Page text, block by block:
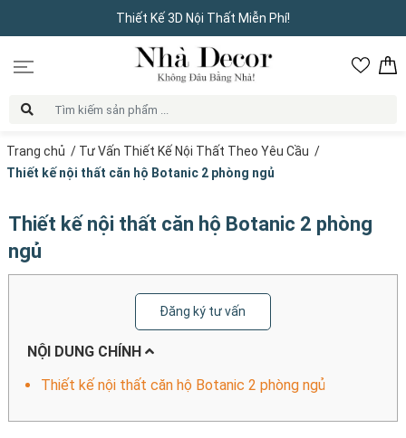
Thiết Kế 3D Nội Thất Miễn Phí!
Trang chủ / Tư Vấn Thiết Kế Nội Thất Theo Yêu Cầu /
Thiết kế nội thất căn hộ Botanic 2 phòng ngủ
Thiết kế nội thất căn hộ Botanic 2 phòng
ngủ
Đăng ký tư vấn
NỘI DUNG CHÍNH
Thiết kế nội thất căn hộ Botanic 2 phòng ngủ